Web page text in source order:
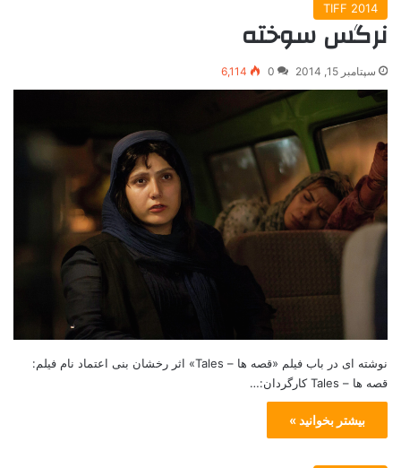
TIFF 2014
نرگس سوخته
سپتامبر 15, 2014 0
6,114
نوشته ای در باب فیلم «قصه ها – Tales» اثر رخشان بنی اعتماد نام فیلم:
قصه ها – Tales کارگردان:…
بیشتر بخوانید »